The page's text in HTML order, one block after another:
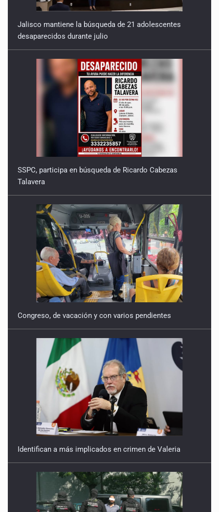
Jalisco mantiene la búsqueda de 21 adolescentes
desaparecidos durante julio
SSPC, participa en búsqueda de Ricardo Cabezas
Talavera
Congreso, de vacación y con varios pendientes
Identifican a más implicados en crimen de Valeria